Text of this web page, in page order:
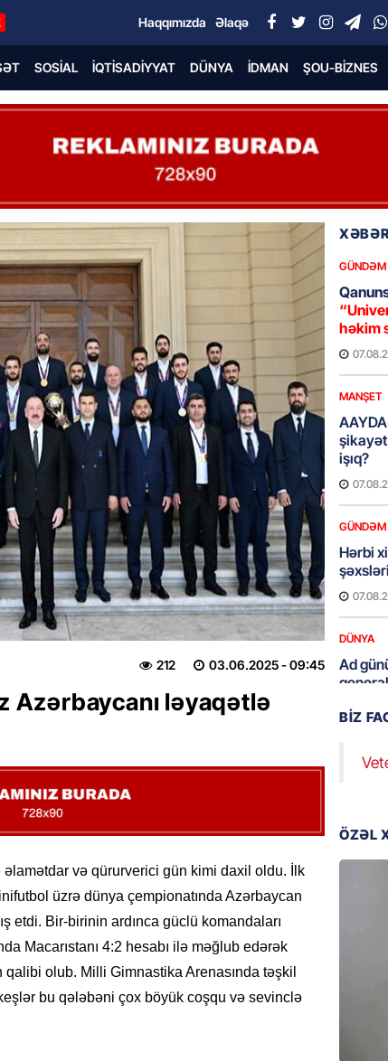
Haqqımızda Əlaqə
SOSIAL İQTISADIYYAT DÜNYA İDMAN ŞOU-BIZNES
03.06.2025- 09:45
212
Azərbaycanı ləyaqətlə
əlamətdar və qürurverici gün kimi daxil oldu. İlk
üzrə dünya çempionatında Azərbaycan
etdi. Bir-birinin ardınca güclü komandaları
Macarıstanı 4:2 hesabı ilə məğlub edərək
olub. Milli Gimnastika Arenasında təşkil
bu qələbəni çox böyük coşqu və sevinclə
GÜNDƏM
həkim
MANŞET
şikayət
işıq?
GÜNDƏM
Hərbi
DÜNYA
Ad
95
Çin
BIZ
ÖZƏL